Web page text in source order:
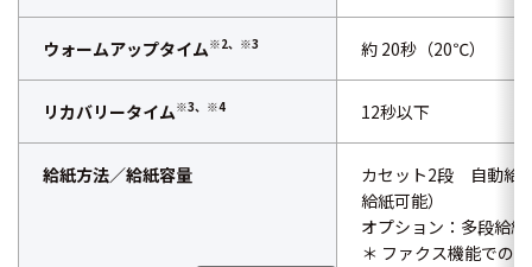
ウォームアップタイム※2、※3 約 20秒（20℃）
リカバリータイム※3、※4 12秒以下
給紙方法／給紙容量
カセット2段 自動給
給紙可能）
オプション：多段給
＊ ファクス機能での